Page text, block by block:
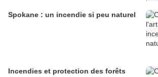
Spokane : un incendie si peu naturel
Incendies et protection des forêts